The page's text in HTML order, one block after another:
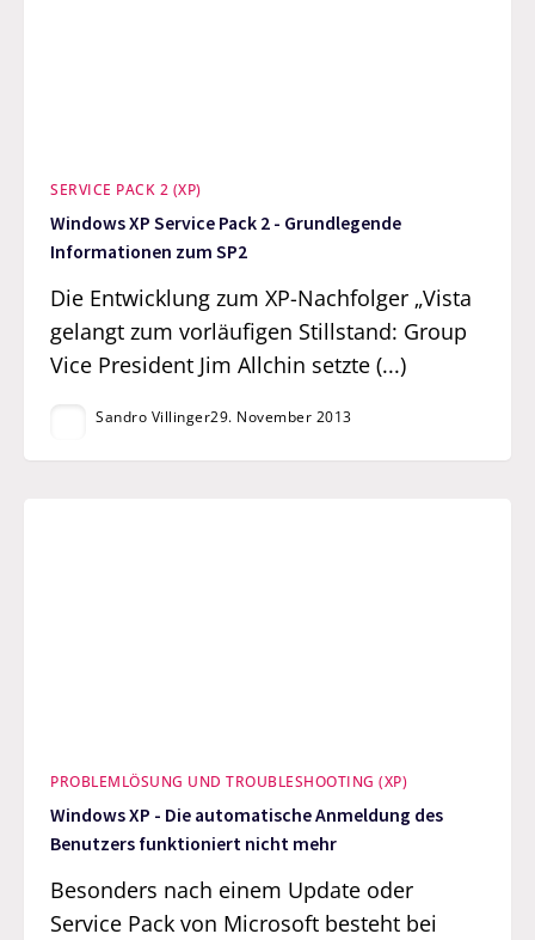
SERVICE PACK 2 (XP)
Windows XP Service Pack 2 - Grundlegende
Informationen zum SP2
Die Entwicklung zum XP-Nachfolger „Vista
gelangt zum vorläufigen Stillstand: Group
Vice President Jim Allchin setzte (...)
Sandro Villinger29. November 2013
PROBLEMLÖSUNG UND TROUBLESHOOTING (XP)
Windows XP - Die automatische Anmeldung des
Benutzers funktioniert nicht mehr
Besonders nach einem Update oder
Service Pack von Microsoft besteht bei